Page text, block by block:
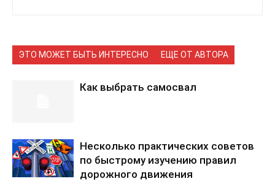
ЭТО МОЖЕТ БЫТЬ ИНТЕРЕСНО ЕЩЕ ОТ АВТОРА
Как выбрать самосвал
Несколько практических советов
по быстрому изучению правил
дорожного движения